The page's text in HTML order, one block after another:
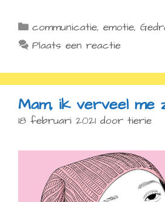
Categorieën
communicatie,emotie,
Plaats een reactie
Mam, ik verveel me
18 februari 2021 door tierie